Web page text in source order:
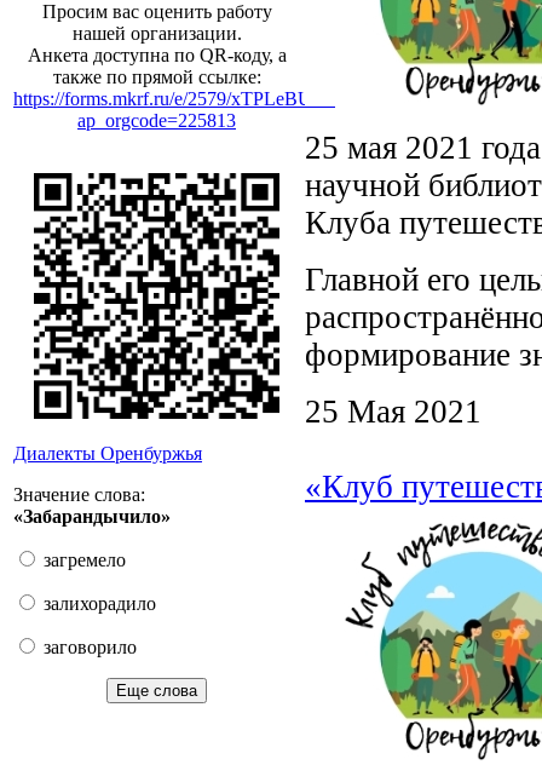
Просим вас оценить работу
нашей организации.
Анкета доступна по QR-коду, а
также по прямой ссылке:
https://forms.mkrf.ru/e/2579/xTPLeBU7/?
ap_orgcode=225813
Диалекты Оренбуржья
Значение слова:
«Забарандычило»
загремело
залихорадило
заговорило
Еще слова
25 мая 2021
научной
Клуба
Главной его
формирование
25 Мая 2021
«Клуб